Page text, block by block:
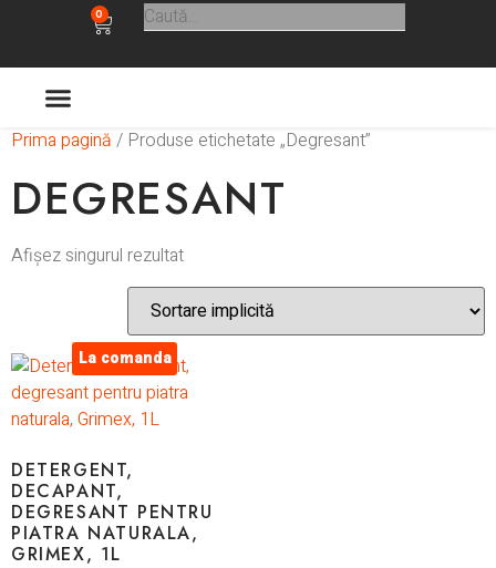
0
Prima pagină / Produse etichetate „Degresant”
DEGRESANT
Afișez singurul rezultat
La comanda
DETERGENT,
DECAPANT,
DEGRESANT PENTRU
PIATRA NATURALA,
GRIMEX, 1L